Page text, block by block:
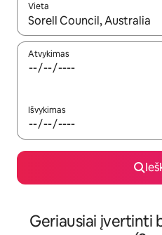
Vieta
Kai pasirodys paieškos
Atvykimas
Išvykimas
Geriausiai įvertinti